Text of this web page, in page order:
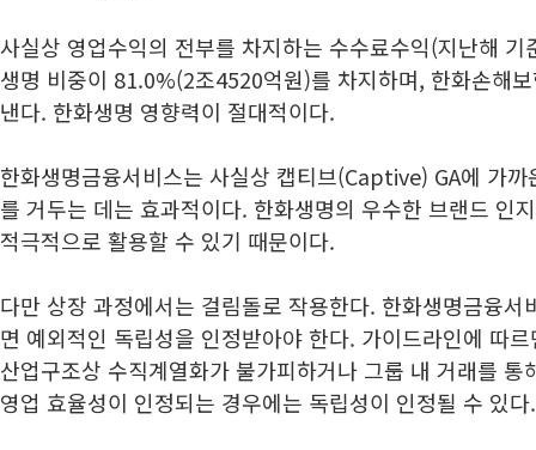
사실상 영업수익의 전부를 차지하는 수수료수익(지난해
생명 비중이 81.0%(2조4520억원)를 차지하며, 한화손해
낸다. 한화생명 영향력이 절대적이다.
한화생명금융서비스는 사실상 캡티브(Captive) GA에 가
를 거두는 데는 효과적이다. 한화생명의 우수한 브랜드 인
적극적으로 활용할 수 있기 때문이다.
다만 상장 과정에서는 걸림돌로 작용한다. 한화생명금융서
면 예외적인 독립성을 인정받아야 한다. 가이드라인에 따
산업구조상 수직계열화가 불가피하거나 그룹 내 거래를
영업 효율성이 인정되는 경우에는 독립성이 인정될 수 있다.